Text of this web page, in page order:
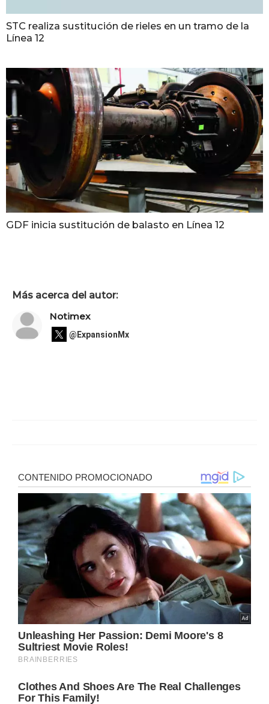
STC realiza sustitución de rieles en un tramo de la
Línea 12
GDF inicia sustitución de balasto en Línea 12
Más acerca del autor:
Notimex
@ExpansionMx